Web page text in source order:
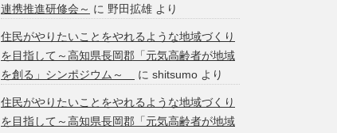
連携推進研修会～ に 野田拡雄 より
住民がやりたいことをやれるような地域づくり
を目指して～高知県長岡郡「元気高齢者が地域
を創る」シンポジウム～
に shitsumo より
住民がやりたいことをやれるような地域づくり
を目指して～高知県長岡郡「元気高齢者が地域